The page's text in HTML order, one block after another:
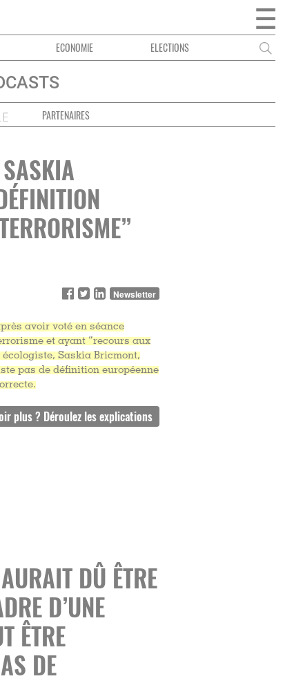
EMPLOI DES LANGUES
PARTENAIRES
SASKIA
Newsletter
avoir voté en séance
et ayant “recours aux
écologiste, Saskia Bricmont,
pas de définition européenne
DÛ ÊTRE
D’UNE
ÊTRE
DE